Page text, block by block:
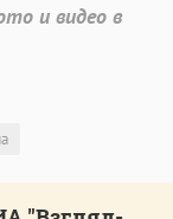
и видео в